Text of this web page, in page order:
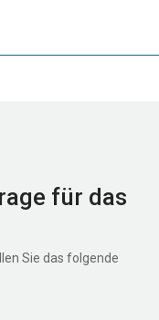
für das
Sie das folgende